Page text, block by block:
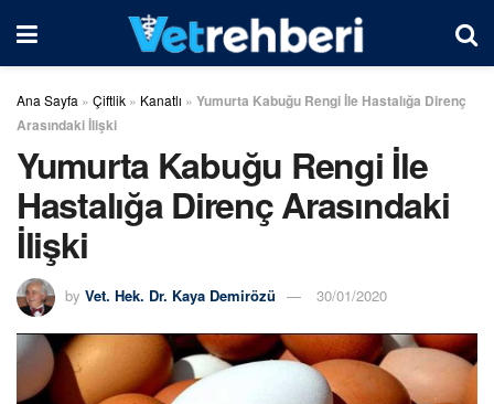
Ana Sayfa » Çiftlik » Kanatlı » Yumurta Kabuğu Rengi İle Hastalığa Direnç
Arasındaki İlişki
Yumurta Kabuğu Rengi İle
Hastalığa Direnç Arasındaki
İlişki
by Vet. Hek. Dr. Kaya Demirözü 30/01/2020